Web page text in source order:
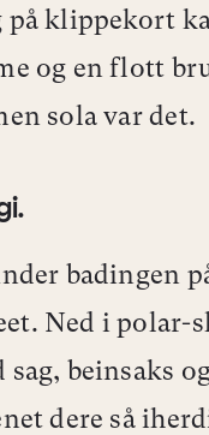
på klippekort
og en flott
sola var det.
badingen
Ned i polar-
beinsaks
dere så